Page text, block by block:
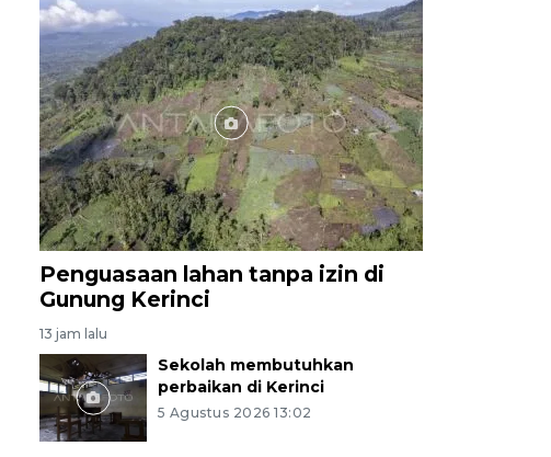
Penguasaan lahan tanpa izin di
Gunung Kerinci
13 jam lalu
Sekolah membutuhkan
perbaikan di Kerinci
5 Agustus 2026 13:02